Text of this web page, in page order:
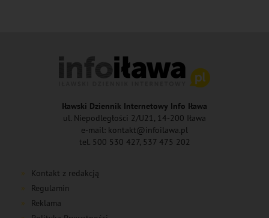
Iławski Dziennik Internetowy Info Iława
ul. Niepodległości 2/U21, 14-200 Iława
e-mail: kontakt@infoilawa.pl
tel. 500 530 427, 537 475 202
Kontakt z redakcją
Regulamin
Reklama